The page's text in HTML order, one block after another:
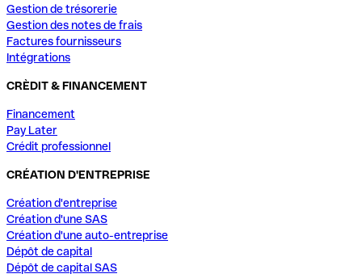
Gestion de trésorerie
Gestion des notes de frais
Factures fournisseurs
Intégrations
CRÈDIT & FINANCEMENT
Financement
Pay Later
Crédit professionnel
CRÉATION D'ENTREPRISE
Création d'entreprise
Création d'une SAS
Création d'une auto-entreprise
Dépôt de capital
Dépôt de capital SAS